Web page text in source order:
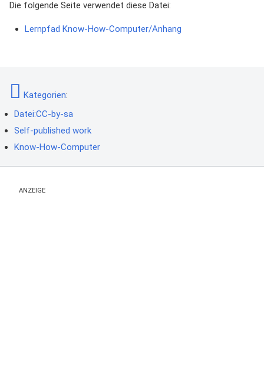
Die folgende Seite verwendet diese Datei:
Lernpfad Know-How-Computer/Anhang
Kategorien:
Datei:CC-by-sa
Self-published work
Know-How-Computer
ANZEIGE